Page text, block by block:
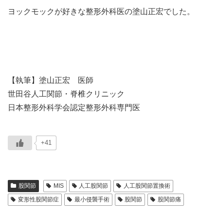
ヨックモックが好きな整形外科医の塗山正宏でした。
【執筆】塗山正宏 医師
世田谷人工関節・脊椎クリニック
日本整形外科学会認定整形外科専門医
+41
股関節 MIS 人工股関節
人工股関節置換術
変形性股関節症
最小侵襲手術 股関節 股関節痛